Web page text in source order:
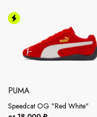
PUMA
Speedcat OG "Red White"